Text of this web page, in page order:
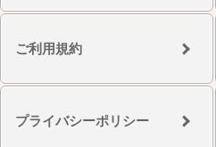
ご利用規約
プライバシーポリシー